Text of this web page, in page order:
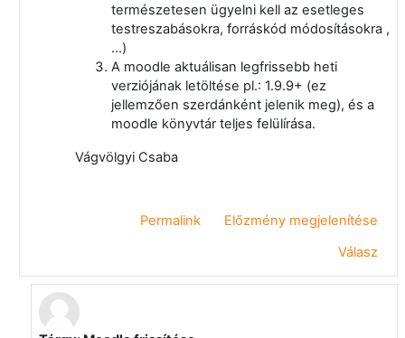
természetesen ügyelni kell az esetleges
testreszabásokra, forráskód módosításokra ,
...)
A moodle aktuálisan legfrissebb heti
verziójának letöltése pl.: 1.9.9+ (ez
jellemzően szerdánként jelenik meg), és a
moodle könyvtár teljes felülírása.
Vágvölgyi Csaba
Permalink
Előzmény megjelenítése
Válasz